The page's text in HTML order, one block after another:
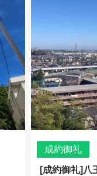
成約御礼
[成約御礼]八